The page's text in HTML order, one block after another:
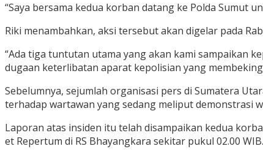
“Saya bersama kedua korban datang ke Polda Sumut
Riki menambahkan, aksi tersebut akan digelar pada
“Ada tiga tuntutan utama yang akan kami sampaikan
dugaan keterlibatan aparat kepolisian yang
Sebelumnya, sejumlah organisasi pers di Sumatera
terhadap wartawan yang sedang meliput demonstrasi
Laporan atas insiden itu telah disampaikan kedua
et Repertum di RS Bhayangkara sekitar pukul 02.00 WIB.